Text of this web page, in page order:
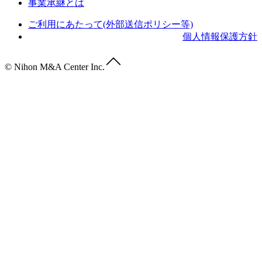
事業承継とは
ご利用にあたって(外部送信ポリシー等)
個人情報保護方針
© Nihon M&A Center Inc.